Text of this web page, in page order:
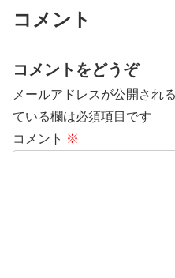
コメント
コメントをどうぞ
メールアドレスが公開され
ている欄は必須項目です
コメント ※